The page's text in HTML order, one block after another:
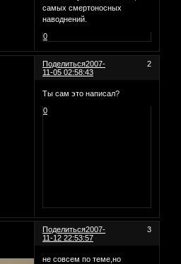
самых смертоносных
наводнений.
0
Поделиться 2
2007-
11-05 02:58:43
Ты сам это написал?
0
Поделиться 3
2007-
11-12 22:53:57
не совсем по теме,но